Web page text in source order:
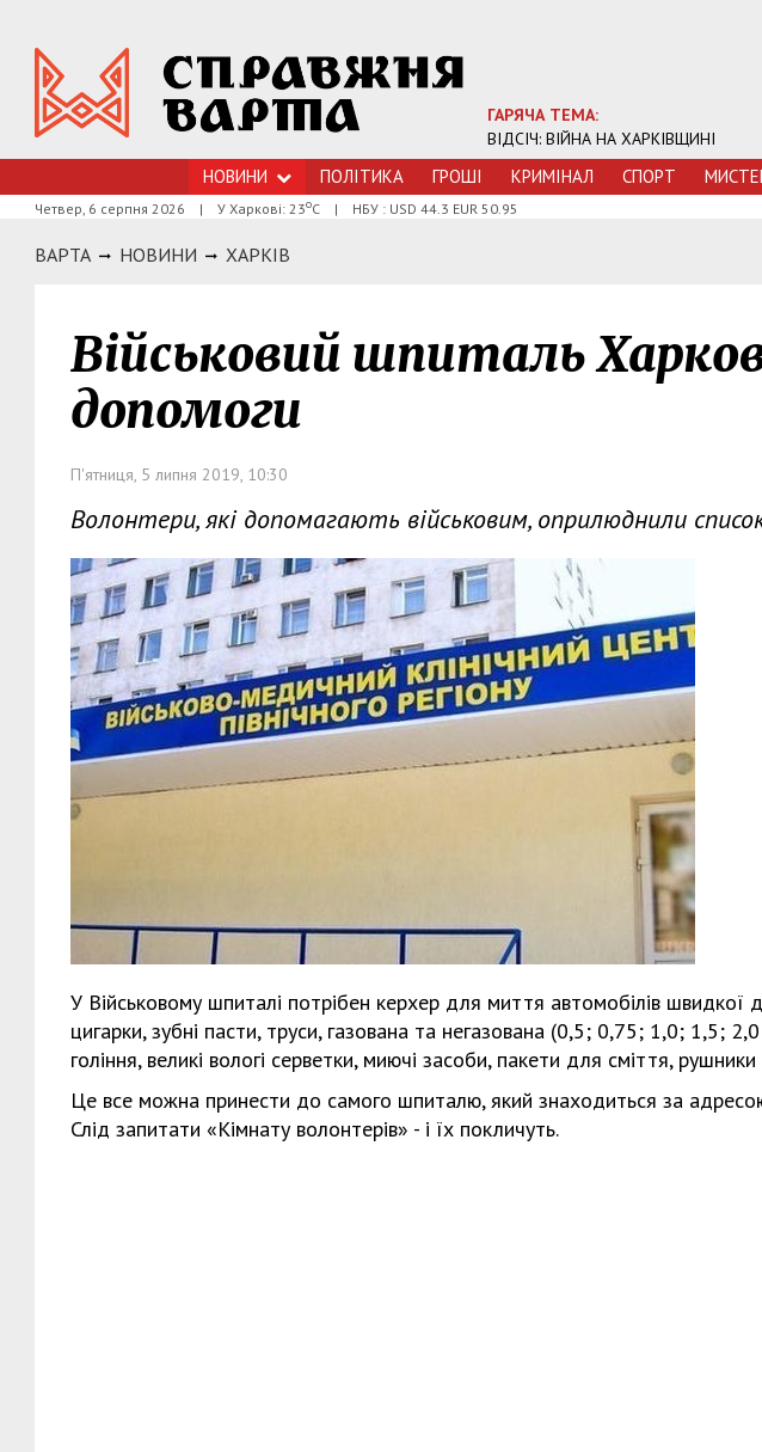
ГАРЯЧА ТЕМА:
ВІДСІЧ: ВІЙНА НА ХАРКІВЩИНІ
НОВИНИ ПОЛІТИКА ГРОШI КРИМIНАЛ СПОРТ
Четвер, 6 серпня 2026 | У Харкові: 23оС | НБУ : USD 44.3 EUR 50.95
ВАРТА НОВИНИ ХАРКIВ
Військовий шпиталь
допомоги
П'ятниця, 5 липня 2019, 10:30
Волонтери, які допомагають військовим, оприлюднили
У Військовому шпиталі потрібен керхер для миття автомобілів
цигарки, зубні пасти, труси, газована та негазована (0,5; 0,75; 1,0; 1,5;
гоління, великі вологі серветки, миючі засоби, пакети для сміття,
Це все можна принести до самого шпиталю, який знаходиться за
Слід запитати «Кімнату волонтерів» - і їх покличуть.